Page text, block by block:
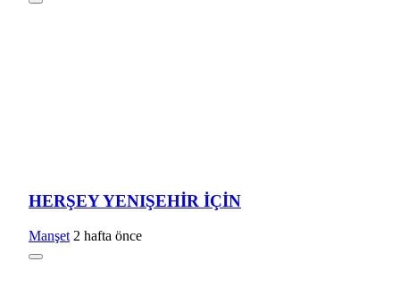
HERŞEY YENIŞEHİR İÇİN
Manşet 2 hafta önce